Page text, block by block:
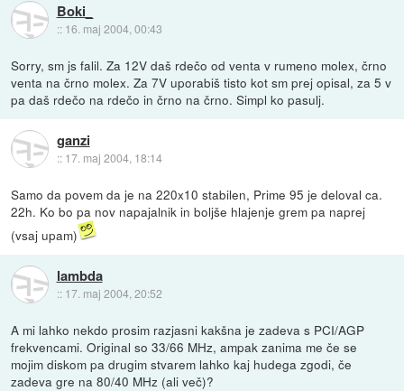
Boki_
:: 16. maj 2004, 00:43
Sorry, sm js falil. Za 12V daš rdečo od venta v rumeno molex, črno
venta na črno molex. Za 7V uporabiš tisto kot sm prej opisal, za 5 v
pa daš rdečo na rdečo in črno na črno. Simpl ko pasulj.
ganzi
:: 17. maj 2004, 18:14
Samo da povem da je na 220x10 stabilen, Prime 95 je deloval ca.
22h. Ko bo pa nov napajalnik in boljše hlajenje grem pa naprej
(vsaj upam)
lambda
:: 17. maj 2004, 20:52
A mi lahko nekdo prosim razjasni kakšna je zadeva s PCI/AGP
frekvencami. Original so 33/66 MHz, ampak zanima me če se
mojim diskom pa drugim stvarem lahko kaj hudega zgodi, če
zadeva gre na 80/40 MHz (ali več)?